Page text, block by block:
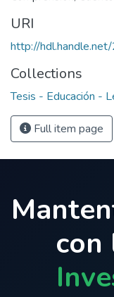
URI
http://
Collections
Tesis - Educación -
Full item page
con